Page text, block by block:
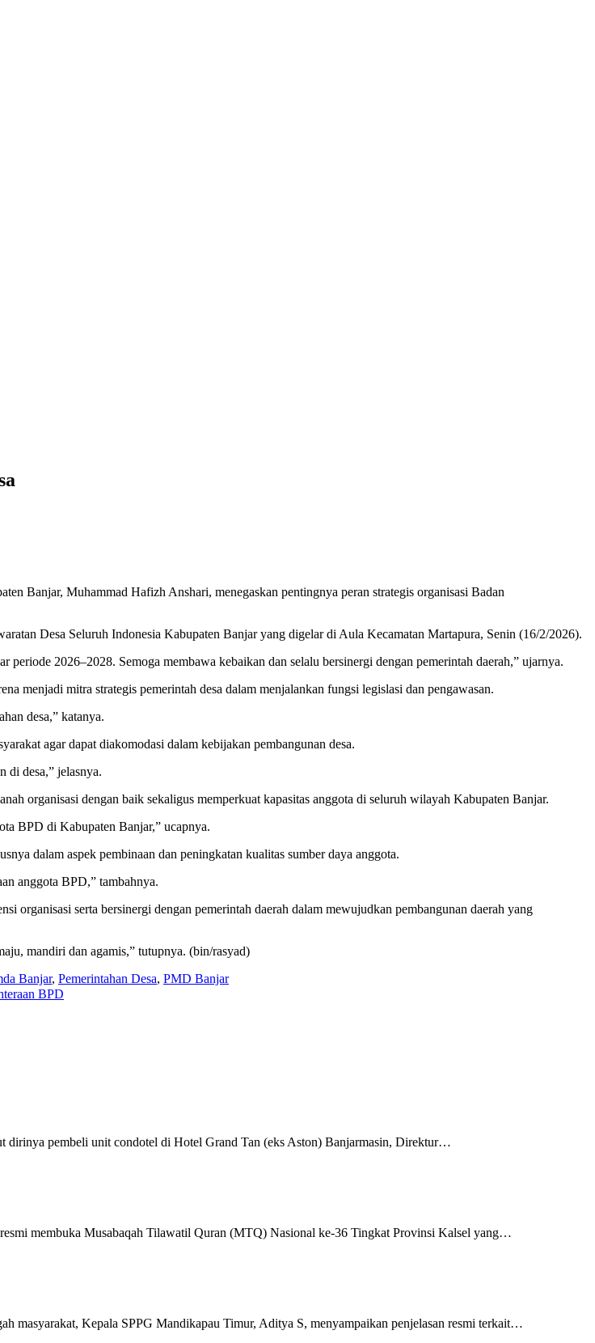
Banjar, Muhammad Hafizh Anshari, menegaskan pentingnya peran strategis organisasi Badan
Desa Seluruh Indonesia Kabupaten Banjar yang digelar di Aula Kecamatan Martapura, Senin (16/2/2026).
2026–2028. Semoga membawa kebaikan dan selalu bersinergi dengan pemerintah daerah,” ujarnya.
menjadi mitra strategis pemerintah desa dalam menjalankan fungsi legislasi dan pengawasan.
desa,” katanya.
agar dapat diakomodasi dalam kebijakan pembangunan desa.
di desa,” jelasnya.
organisasi dengan baik sekaligus memperkuat kapasitas anggota di seluruh wilayah Kabupaten Banjar.
BPD di Kabupaten Banjar,” ucapnya.
dalam aspek pembinaan dan peningkatan kualitas sumber daya anggota.
anggota BPD,” tambahnya.
serta bersinergi dengan pemerintah daerah dalam mewujudkan pembangunan daerah yang
mandiri dan agamis,” tutupnya. (bin/rasyad)
Banjar, Pemerintahan Desa, PMD Banjar
BPD
dirinya pembeli unit condotel di Hotel Grand Tan (eks Aston) Banjarmasin, Direktur…
membuka Musabaqah Tilawatil Quran (MTQ) Nasional ke-36 Tingkat Provinsi Kalsel yang…
masyarakat, Kepala SPPG Mandikapau Timur, Aditya S, menyampaikan penjelasan resmi terkait…